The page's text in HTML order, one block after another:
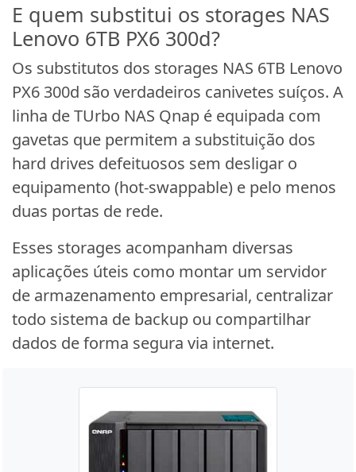
E quem substitui os storages NAS
Lenovo 6TB PX6 300d?
Os substitutos dos storages NAS 6TB Lenovo
PX6 300d são verdadeiros canivetes suíços. A
linha de TUrbo NAS Qnap é equipada com
gavetas que permitem a substituição dos
hard drives defeituosos sem desligar o
equipamento (hot-swappable) e pelo menos
duas portas de rede.
Esses storages acompanham diversas
aplicações úteis como montar um servidor
de armazenamento empresarial, centralizar
todo sistema de backup ou compartilhar
dados de forma segura via internet.